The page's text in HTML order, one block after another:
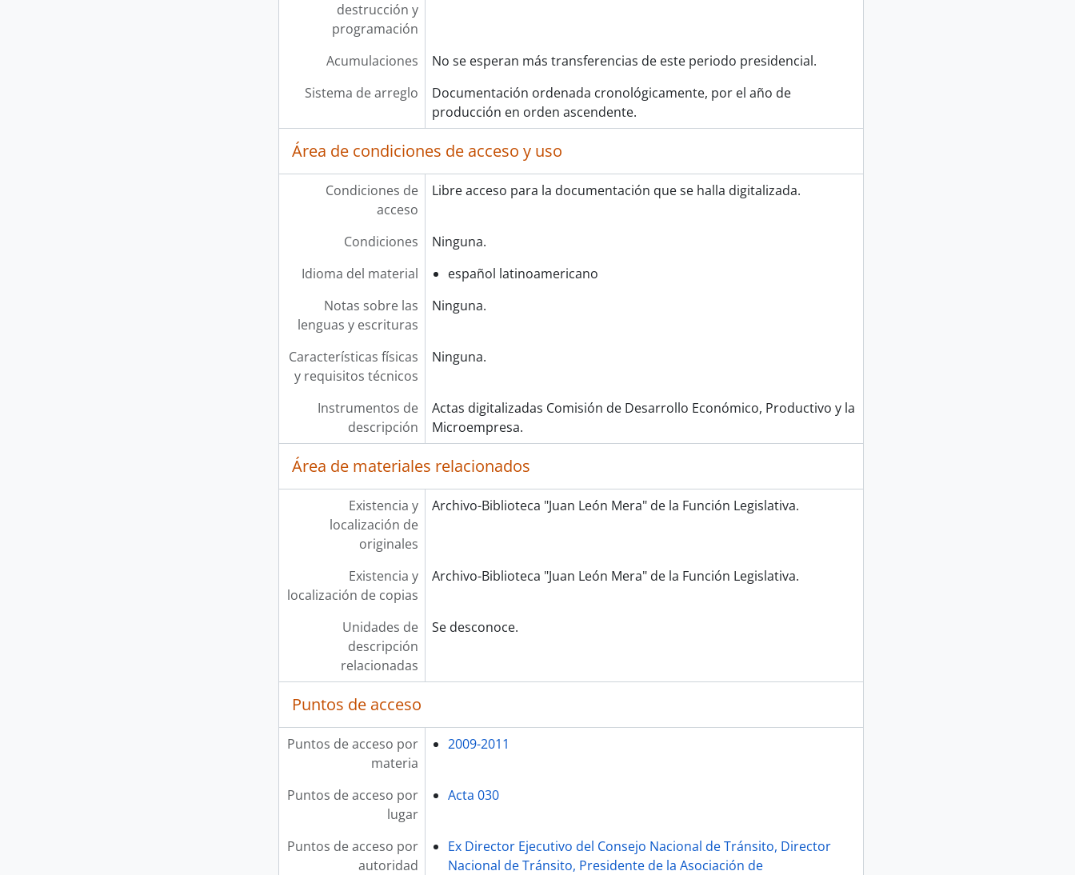
destrucción y
programación
Acumulaciones
No se esperan más transferencias de este periodo presidencial.
Sistema de arreglo
Documentación ordenada cronológicamente, por el año de
producción en orden ascendente.
Área de condiciones de acceso y uso
Condiciones de
acceso
Libre acceso para la documentación que se halla digitalizada.
Condiciones
Ninguna.
Idioma del material
español latinoamericano
Notas sobre las
lenguas y escrituras
Ninguna.
Características físicas
y requisitos técnicos
Ninguna.
Instrumentos de
descripción
Actas digitalizadas Comisión de Desarrollo Económico, Productivo y la
Microempresa.
Área de materiales relacionados
Existencia y
localización de
originales
Archivo-Biblioteca "Juan León Mera" de la Función Legislativa.
Existencia y
localización de copias
Archivo-Biblioteca "Juan León Mera" de la Función Legislativa.
Unidades de
descripción
relacionadas
Se desconoce.
Puntos de acceso
Puntos de acceso por
materia
2009-2011
Puntos de acceso por
lugar
Acta 030
Puntos de acceso por
autoridad
Ex Director Ejecutivo del Consejo Nacional de Tránsito, Director
Nacional de Tránsito, Presidente de la Asociación de